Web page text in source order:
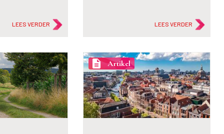
LEES VERDER LEES VERDER
description Artikel